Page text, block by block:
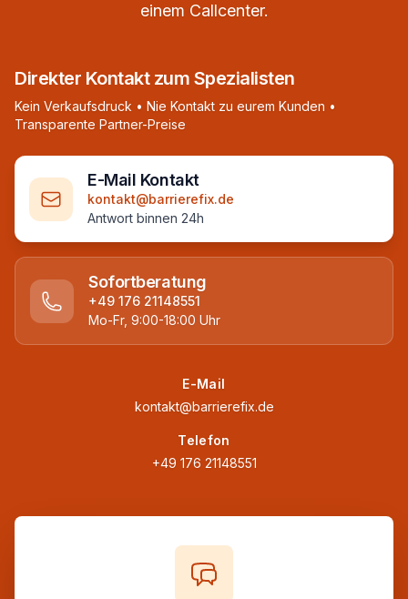
einem Callcenter.
Direkter Kontakt zum Spezialisten
Kein Verkaufsdruck • Nie Kontakt zu eurem Kunden •
Transparente Partner-Preise
E-Mail Kontakt
kontakt@barrierefix.de
Antwort binnen 24h
Sofortberatung
+49 176 21148551
Mo-Fr, 9:00-18:00 Uhr
E-Mail
kontakt@barrierefix.de
Telefon
+49 176 21148551